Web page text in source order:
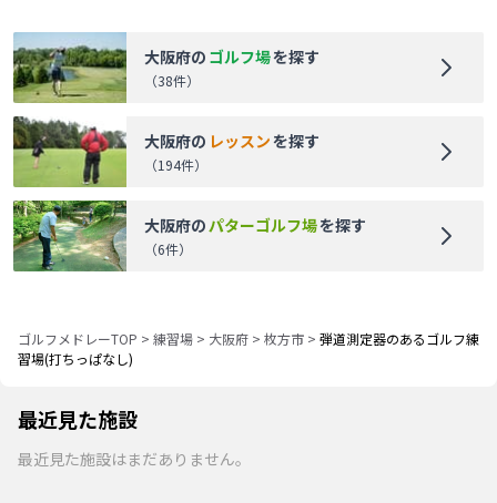
大阪府の ゴルフ場を探す
（38件）
大阪府の レッスンを探す
（194件）
大阪府のパターゴルフ場を探す
（6件）
ゴルフメドレーTOP > 練習場 > 大阪府 > 枚方市 > 弾道測定器のあるゴルフ練
習場(打ちっぱなし)
最近見た施設
最近見た施設はまだありません。